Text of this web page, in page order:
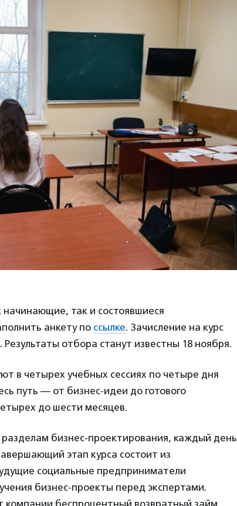
начинающие, так и состоявшиеся
анкету по ссылке. Зачисление на курс
отбора станут известны 18 ноября.
в четырех учебных сессиях по четыре дня
путь — от бизнес-идеи до готового
до шести месяцев.
бизнес-проектирования, каждый день
этап курса состоит из
социальные предприниматели
бизнес-проекты перед экспертами.